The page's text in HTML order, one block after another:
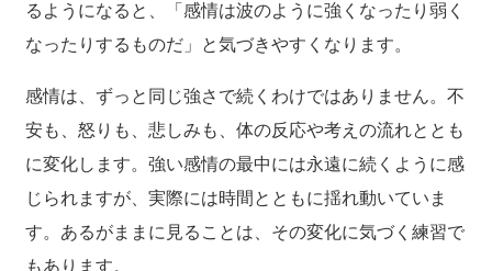
るようになると、「感情は波のように強くなったり弱く
なったりするものだ」と気づきやすくなります。
感情は、ずっと同じ強さで続くわけではありません。不
安も、怒りも、悲しみも、体の反応や考えの流れととも
に変化します。強い感情の最中には永遠に続くように感
じられますが、実際には時間とともに揺れ動いていま
す。あるがままに見ることは、その変化に気づく練習で
もあります。